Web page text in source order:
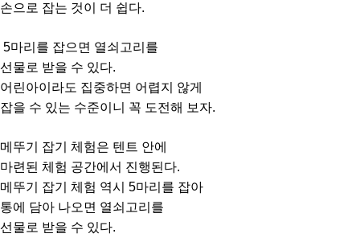
손으로 잡는 것이 더 쉽다.
5마리를 잡으면 열쇠고리를
선물로 받을 수 있다.
어린아이라도 집중하면 어렵지 않게
잡을 수 있는 수준이니 꼭 도전해 보자.
메뚜기 잡기 체험은 텐트 안에
마련된 체험 공간에서 진행된다.
메뚜기 잡기 체험 역시 5마리를 잡아
통에 담아 나오면 열쇠고리를
선물로 받을 수 있다.